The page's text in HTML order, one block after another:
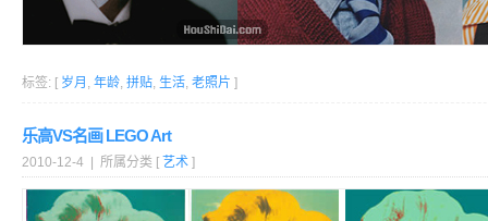
标签: [ 岁月 , 年龄, 拼贴, 生活, 老照片 ]
乐高VS名画 LEGO Art
2010-12-4 | 所属分类 [ 艺术 ]